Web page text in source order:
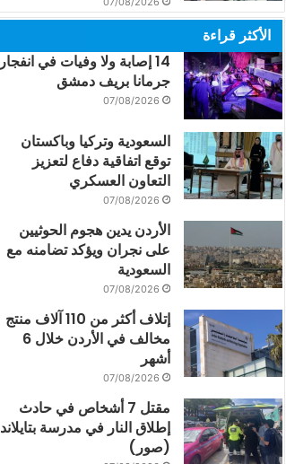
الأكثر قراءة
14 إصابة ولا وفيات في انفجار
جرمانا بريف دمشق
07/08/2026
السعودية وتركيا وباكستان
توقع اتفاقية دفاع لتعزيز
التعاون العسكري
07/08/2026
الأردن يدين هجوم الحوثيين
على نجران ويؤكد تضامنه مع
السعودية
07/08/2026
إتلاف أكثر من 110 آلاف منتج
مخالف في الأردن خلال 6
أشهر
07/08/2026
مقتل 7 أشخاص في حادث
إطلاق النار في مدرسة بتايلاند
(صور)